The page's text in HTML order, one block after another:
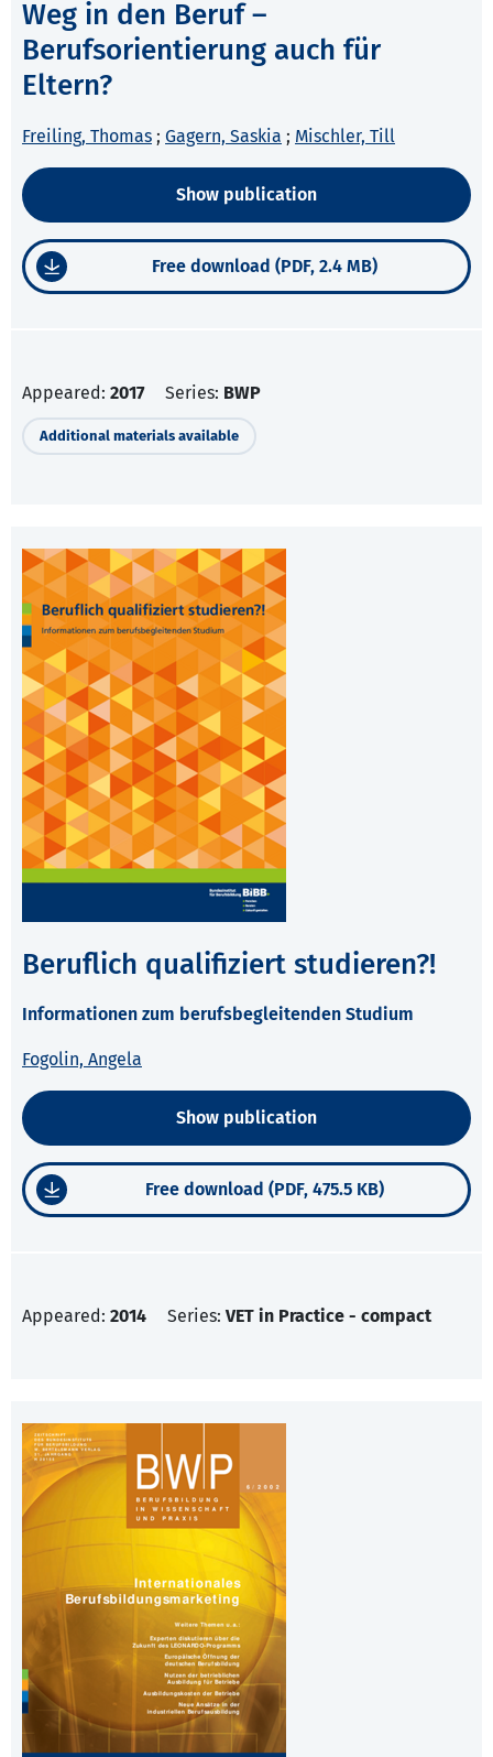
Weg in den Beruf –
Berufsorientierung auch für
Eltern?
Freiling, Thomas ; Gagern, Saskia ; Mischler, Till
Show publication
Free download (PDF, 2.4 MB)
Appeared: 2017 Series: BWP
Additional materials available
Beruflich qualifiziert studieren?!
Informationen zum berufsbegleitenden Studium
Fogolin, Angela
Show publication
Free download (PDF, 475.5 KB)
Appeared: 2014 Series: VET in Practice - compact